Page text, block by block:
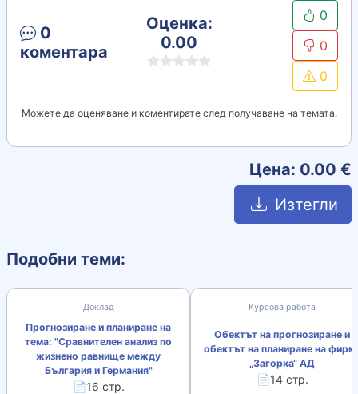
0
коментара
Оценка:
0.00
0
0
0
Можете да оценяване и коментирате след получаване на темата.
Цена: 0.00 €
Изтегли
Подобни теми:
Доклад
Прогнозиране и планиране на
тема: "Сравнителен анализ по
жизнено равнище между
България и Германия"
📄16 стр.
Курсова работа
Обектът на прогнозиране и
обектът на планиране на
„Загорка“ АД
📄14 стр.